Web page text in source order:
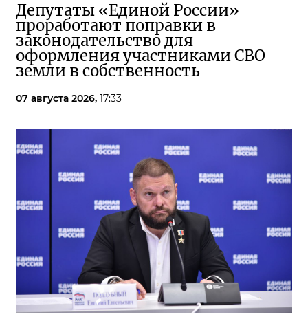
Депутаты «Единой России»
проработают поправки в
законодательство для
оформления участниками СВО
земли в собственность
07 августа 2026, 17:33